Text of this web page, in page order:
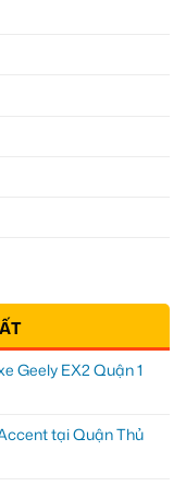
Geely EX2 Quận 1
tại Quận Thủ